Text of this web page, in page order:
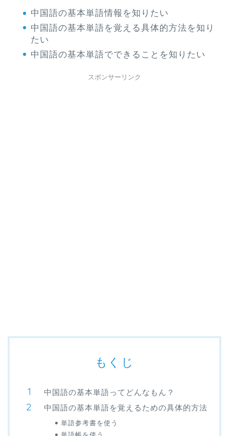
中国語の基本単語情報を知りたい
中国語の基本単語を覚える具体的方法を知り
たい
中国語の基本単語でできることを知りたい
スポンサーリンク
もくじ
中国語の基本単語ってどんなもん？
中国語の基本単語を覚えるための具体的方法
単語参考書を使う